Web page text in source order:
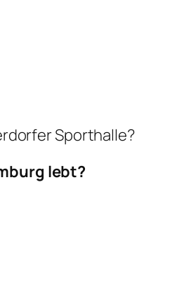
Sporthalle?
lebt?